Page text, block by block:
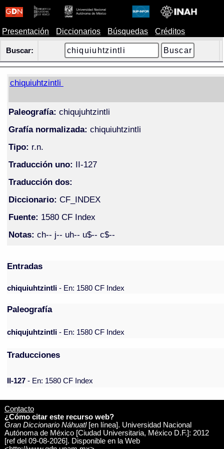
Presentación Diccionarios Búsquedas Créditos
Buscar:
chiquiuhtzintli
Paleografía: chiqujuhtzintli
Grafía normalizada: chiquiuhtzintli
Tipo: r.n.
Traducción uno: II-127
Traducción dos:
Diccionario: CF_INDEX
Fuente: 1580 CF Index
Notas: ch-- j-- uh-- u$-- c$--
Entradas
chiquiuhtzintli- En: 1580 CF Index
Paleografía
chiqujuhtzintli - En: 1580 CF Index
Traducciones
II-127 - En: 1580 CF Index
Contacto
¿Cómo citar este recurso web?
Gran Diccionario Náhuatl[en línea]. Universidad Nacional
Autónoma de México [Ciudad Universitaria, México D.F.]: 2012
[ref del 09-08-2026]. Disponible en la Web